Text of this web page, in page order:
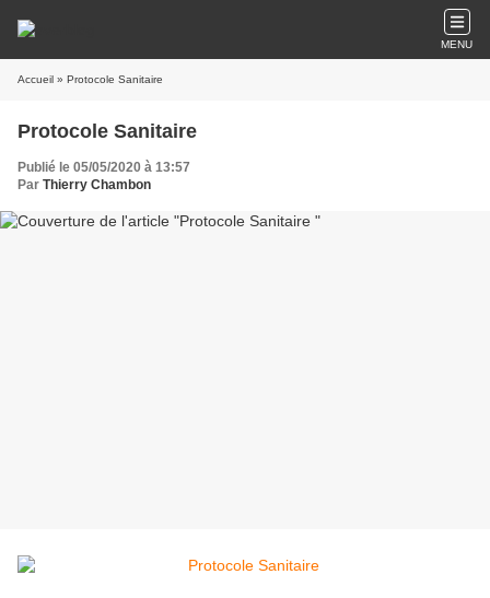
MENU
Accueil » Protocole Sanitaire
Protocole Sanitaire
Publié le 05/05/2020 à 13:57
Par Thierry Chambon